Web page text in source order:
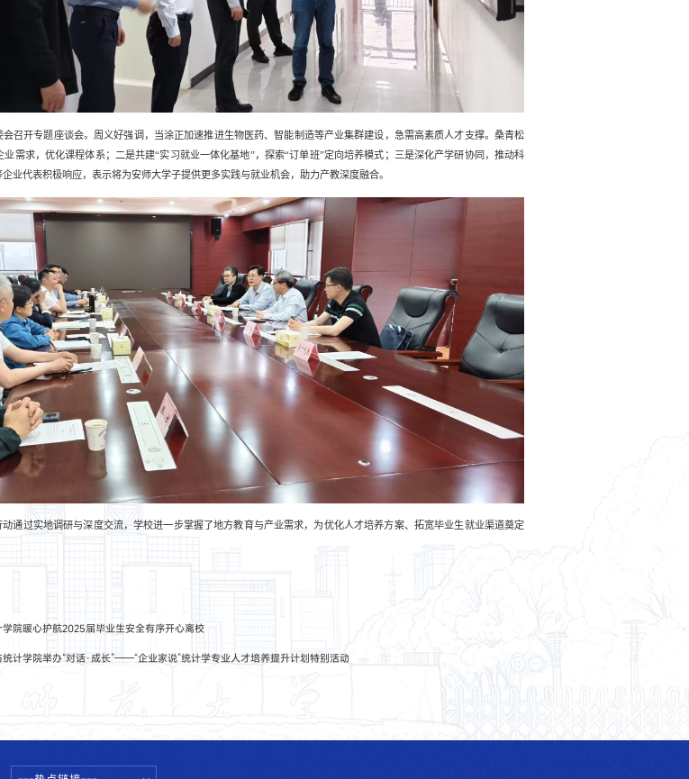
召开专题座谈会。周义好强调，当涂正加速推进生物医药、智能制造等产业集群建设，急需高素质人才支撑。桑青松
需求，优化课程体系；二是共建“实习就业一体化基地”，探索“订单班”定向培养模式；三是深化产学研协同，推动科
业代表积极响应，表示将为安师大学子提供更多实践与就业机会，助力产教深度融合。
通过实地调研与深度交流，学校进一步掌握了地方教育与产业需求，为优化人才培养方案、拓宽毕业生就业渠道奠定
学院暖心护航2025届毕业生安全有序开心离校
统计学院举办“对话·成长”——“企业家说”统计学专业人才培养提升计划特别活动